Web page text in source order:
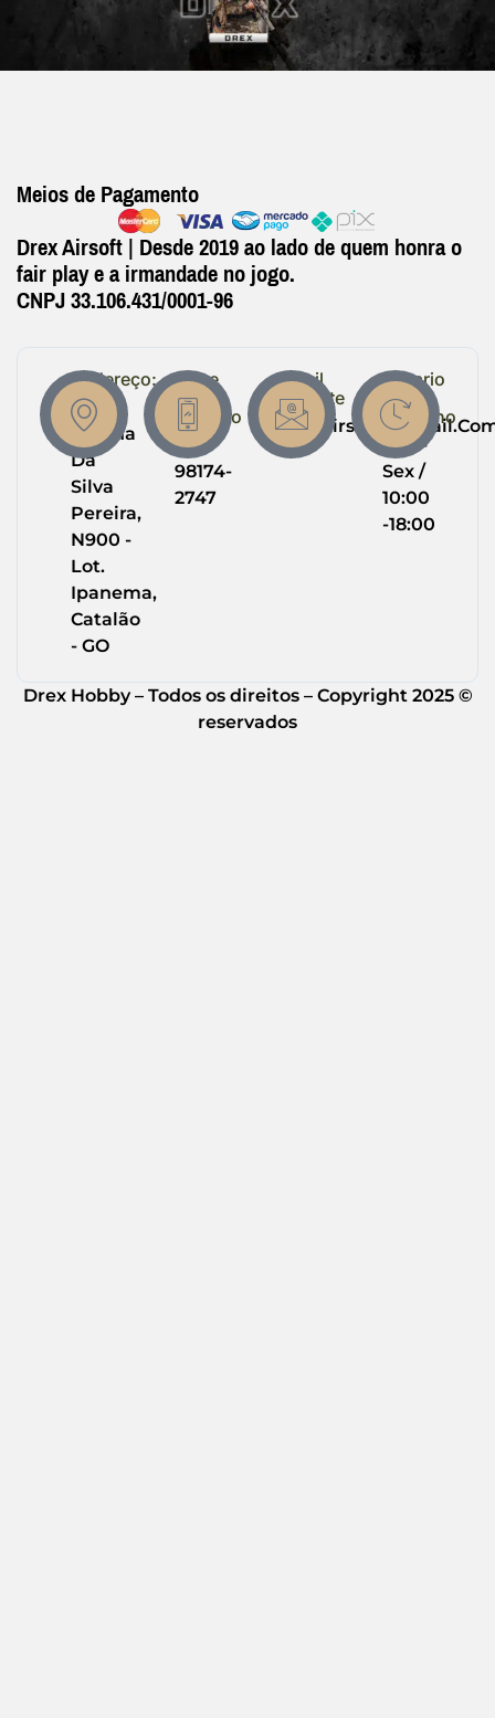
Meios de Pagamento
Drex Airsoft | Desde 2019 ao lado de quem honra o
fair play e a irmandade no jogo.
CNPJ 33.106.431/0001-96
Endereço:
R.
Helena
Da
Silva
Pereira,
N900 -
Lot.
Ipanema,
Catalão
- GO
Entre
em
Contato
(64)
98174-
2747
Email
Suporte
Horario
de
Trabalho
Seg -
Sex /
10:00
-18:00
Drex Hobby – Todos os direitos – Copyright 2025 ©
reservados